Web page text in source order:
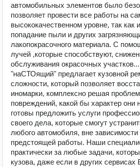
автомобильных элементов было
позволяет провести все работы на
высококачественном уровне, так как
попадание пыли и других
лакопокрасочного материала. С
лучей ,которые способствуют,
обслуживания окрасочных
"наСТОящий" предлагает кузовной
сложности, который позволяет
иномарки, комплексно решая
повреждений, какой бы характер
готовы предложить услуги
своего дела, которые смогут
любого автомобиля, вне
предстоящей работы. Наши
практически за любые задачи,
кузова, даже если в других сервисах